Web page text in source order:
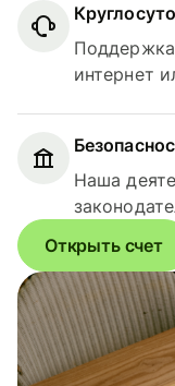
Поддержка
интернет
Наша
Открыть счет